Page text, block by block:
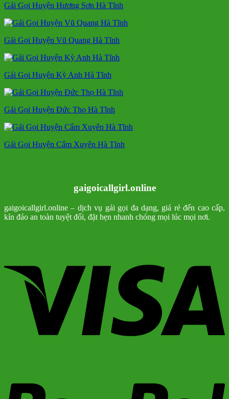
Gái Gọi Huyện Hương Sơn Hà Tĩnh
Gái Gọi Huyện Vũ Quang Hà Tĩnh
Gái Gọi Huyện Kỳ Anh Hà Tĩnh
Gái Gọi Huyện Đức Thọ Hà Tĩnh
Gái Gọi Huyện Cẩm Xuyên Hà Tĩnh
gaigoicallgirl.online
gaigoicallgirl.online – dịch vụ gái gọi đa dạng, giá rẻ đến cao cấp,
kín đáo an toàn tuyệt đối, đặt hẹn nhanh chóng mọi lúc mọi nơi.